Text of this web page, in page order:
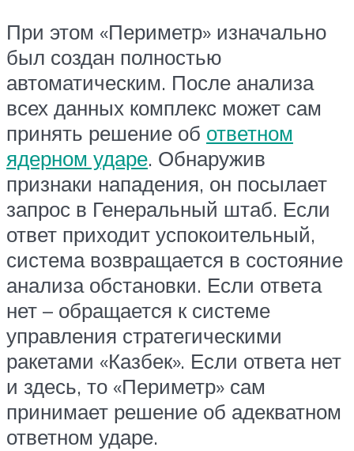
При этом «Периметр» изначально
был создан полностью
автоматическим. После анализа
всех данных комплекс может сам
принять решение об ответном
ядерном ударе. Обнаружив
признаки нападения, он посылает
запрос в Генеральный штаб. Если
ответ приходит успокоительный,
система возвращается в состояние
анализа обстановки. Если ответа
нет – обращается к системе
управления стратегическими
ракетами «Казбек». Если ответа нет
и здесь, то «Периметр» сам
принимает решение об адекватном
ответном ударе.